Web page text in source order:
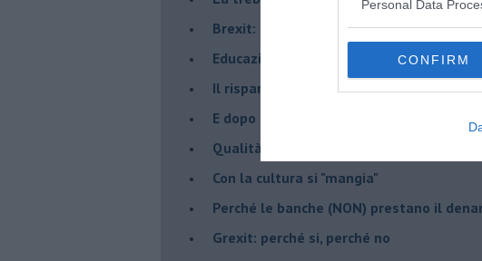
Personal Data
CONFIRM
Brexit: chi rischia di più?
Educazione finanziaria
Il risparmio tradito
E dopo la crisi... un'altra crisi
Qualità della vita lungo la Fi-Pi-Li
​Con la cultura si "mangia"
​Perché le banche (NON) prestano il
Grexit: perché si, perché no